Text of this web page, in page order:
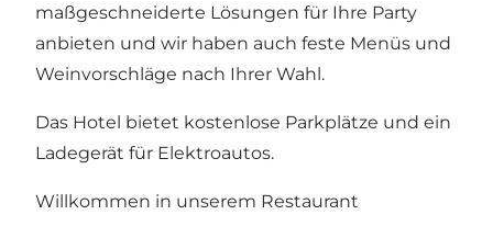
maßgeschneiderte Lösungen für Ihre Party
anbieten und wir haben auch feste Menüs und
Weinvorschläge nach Ihrer Wahl.
Das Hotel bietet kostenlose Parkplätze und ein
Ladegerät für Elektroautos.
Willkommen in unserem Restaurant